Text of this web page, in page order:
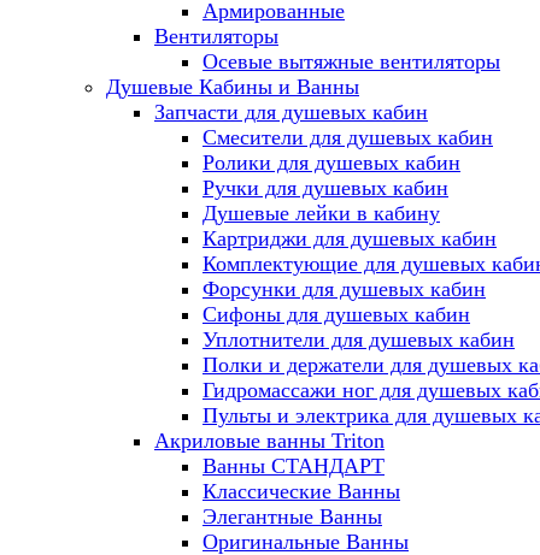
Армированные
Вентиляторы
Осевые вытяжные вентиляторы
Душевые Кабины и Ванны
Запчасти для душевых кабин
Смесители для душевых кабин
Ролики для душевых кабин
Ручки для душевых кабин
Душевые лейки в кабину
Картриджи для душевых кабин
Комплектующие для душевых
Форсунки для душевых кабин
Сифоны для душевых кабин
Уплотнители для душевых кабин
Полки и держатели для душевых
Гидромассажи ног для душевых
Пульты и электрика для душевых
Акриловые ванны Triton
Ванны СТАНДАРТ
Классические Ванны
Элегантные Ванны
Оригинальные Ванны